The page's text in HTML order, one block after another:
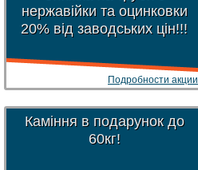
нержавійки та оцинковки
20% від заводських цін!!!
Подробности акции
Каміння в подарунок до
60кг!